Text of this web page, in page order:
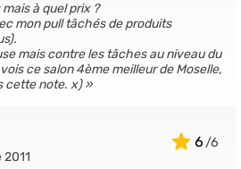
à quel prix ?
mon pull tâchés de produits
mais contre les tâches au niveau du
ce salon 4ème meilleur de Moselle,
cette note. x)
6